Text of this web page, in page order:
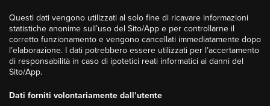
Questi dati vengono utilizzati al solo fine di ricavare informazioni
statistiche anonime sull’uso del Sito/App e per controllarne il
corretto funzionamento e vengono cancellati immediatamente dopo
l’elaborazione. I dati potrebbero essere utilizzati per l’accertamento
di responsabilità in caso di ipotetici reati informatici ai danni del
Sito/App.
Dati forniti volontariamente dall’utente